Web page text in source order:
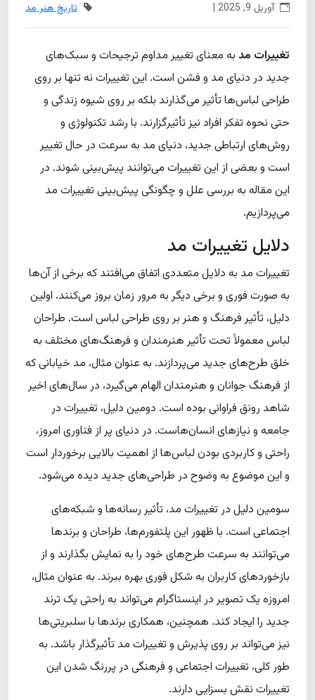
آوریل 9, 2025 | تاریخ هنر مد
تغییرات مدبه معنای تغییر مداوم ترجیحات و سبک‌های
جدید در دنیای مد و فشن است. این تغییرات نه تنها بر روی
طراحی لباس‌ها تأثیر می‌گذارند بلکه بر روی شیوه زندگی و
حتی نحوه تفکر افراد نیز تأثیرگزارند. با رشد تکنولوژی و
روش‌های ارتباطی جدید، دنیای مد به سرعت در حال تغییر
است و بعضی از این تغییرات می‌توانند پیش‌بینی شوند. در
این مقاله به بررسی علل و چگونگی پیش‌بینی تغییرات مد
می‌پردازیم.
دلایل تغییرات مد
تغییرات مد به دلایل متعددی اتفاق می‌افتند که برخی از آن‌ها
به صورت فوری و برخی دیگر به مرور زمان بروز می‌کنند. اولین
دلیل، تأثیر فرهنگ و هنر بر روی طراحی لباس است. طراحان
لباس معمولاً تحت تأثیر هنرمندان و فرهنگ‌های مختلف به
خلق طرح‌های جدید می‌پردازند. به عنوان مثال، مد خیابانی که
از فرهنگ جوانان و هنرمندان الهام می‌گیرد، در سال‌های اخیر
شاهد رونق فراوانی بوده است. دومین دلیل، تغییرات در
جامعه و نیازهای انسان‌هاست. در دنیای پر از فناوری امروز،
راحتی و کاربردی بودن لباس‌ها از اهمیت بالایی برخوردار است
و این موضوع به وضوح در طراحی‌های جدید دیده می‌شود.
سومین دلیل در تغییرات مد، تأثیر رسانه‌ها و شبکه‌های
اجتماعی است. با ظهور این پلتفورم‌ها، طراحان و برندها
می‌توانند به سرعت طرح‌های خود را به نمایش بگذارند و از
بازخوردهای کاربران به شکل فوری بهره ببرند. به عنوان مثال،
امروزه یک تصویر در اینستاگرام می‌تواند به راحتی یک ترند
جدید را ایجاد کند. همچنین، همکاری‌ برندها با سلبریتی‌ها
نیز می‌تواند بر روی پذیرش و تغییرات مد تأثیرگذار باشد. به
طور کلی، تغییرات اجتماعی و فرهنگی در پررنگ شدن این
تغییرات نقش بسزایی دارند.